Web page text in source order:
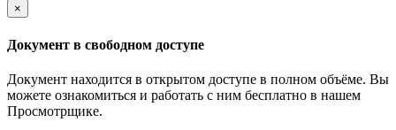
×
Документ в свободном доступе
Документ находится в открытом доступе в полном объёме. Вы
можете ознакомиться и работать с ним бесплатно в нашем
Просмотрщике.